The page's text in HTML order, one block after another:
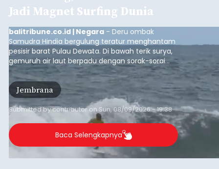
Jadi Magnet Surfing Dunia
balitribune.co.id | Negara - Deru ombak
Samudra Hindia bergulung teratur menghantam
pesisir barat Pulau Dewata. Di bawah terik surya,
gemuruh air laut berpadu dengan sorak-sorai
penonton yang memadati Pantai Medewi,
Kecamatan Pekutatan pada Minggu (9/8/2026).
Ratusan peselancar dari berbagai penjuru
nusantara berkompetisi menaklukan ombak
terbaik dan menantang.
Jembrana
Submitted bycontributoron Sun, 08/09/2026 - 19:38
Baca Selengkapnya